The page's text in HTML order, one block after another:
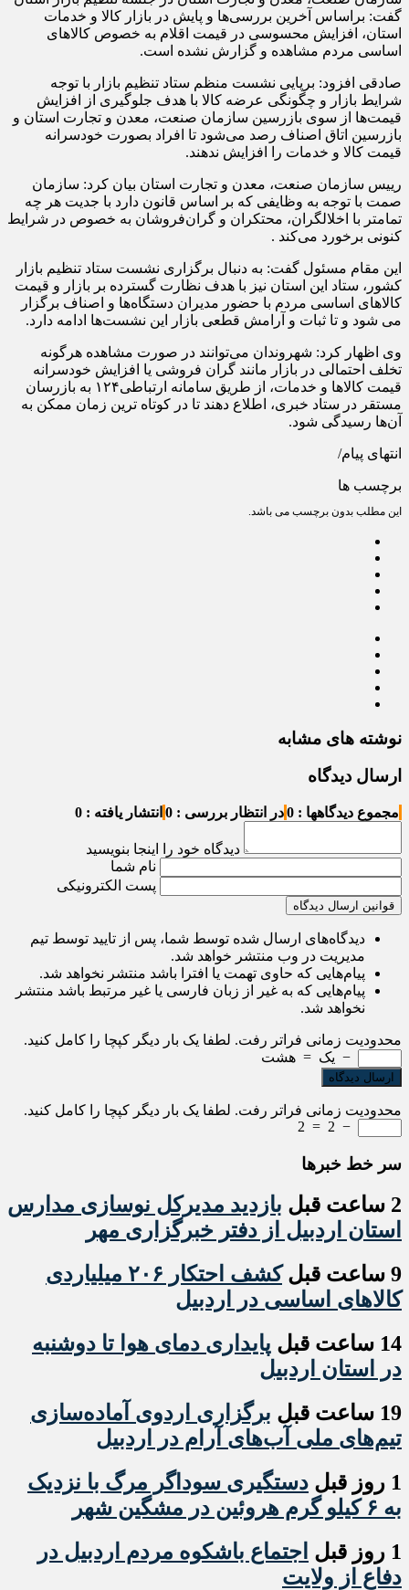
گفت: براساس آخرین بررسی‌ها و پایش در بازار کالا و خدمات
استان، افزایش محسوسی در قیمت اقلام به خصوص کالاهای
اساسی مردم مشاهده و گزارش نشده است.
صادقی افزود: برپایی نشست منظم ستاد تنظیم بازار با توجه
شرایط بازار و چگونگی عرضه کالا با هدف جلوگیری از افزایش
قیمت‌ها از سوی بازرسین سازمان صنعت، معدن و تجارت استان و
بازرسین اتاق اصناف رصد می‌شود تا افراد بصورت خودسرانه
قیمت کالا و خدمات را افزایش ندهند.
رییس سازمان صنعت، معدن و تجارت استان بیان کرد: سازمان
صمت با توجه به وظایفی که بر اساس قانون دارد با جدیت هر چه
تمامتر با اخلالگران، محتکران و گران‌فروشان به خصوص در شرایط
کنونی برخورد می‌کند .
این مقام مسئول گفت: به دنبال برگزاری نشست ستاد تنظیم بازار
کشور، ستاد این استان نیز با هدف نظارت گسترده بر بازار و قیمت
کالاهای اساسی مردم با حضور مدیران دستگاه‌ها و اصناف برگزار
می شود و تا ثبات و آرامش قطعی بازار این نشست‌ها ادامه دارد.
وی اظهار کرد: شهروندان می‌توانند در صورت مشاهده هرگونه
تخلف احتمالی در بازار مانند گران فروشی یا افزایش خودسرانه
قیمت کالاها و خدمات، از طریق سامانه ارتباطی۱۲۴ به بازرسان
مستقر در ستاد خبری، اطلاع دهند تا در کوتاه ترین زمان ممکن به
آن‌ها رسیدگی شود.
انتهای پیام/
برچسب ها
این مطلب بدون برچسب می باشد.
نوشته های مشابه
ارسال دیدگاه
مجموع دیدگاهها : 0 در انتظار بررسی : 0 انتشار یافته : 0
دیدگاه خود را اینجا بنویسید
نام شما
پست الکترونیکی
قوانین ارسال دیدگاه
دیدگاه‌های ارسال شده توسط شما، پس از تایید توسط تیم
مدیریت در وب منتشر خواهد شد.
پیام‌هایی که حاوی تهمت یا افترا باشد منتشر نخواهد شد.
پیام‌هایی که به غیر از زبان فارسی یا غیر مرتبط باشد منتشر
نخواهد شد.
محدودیت زمانی فراتر رفت. لطفا یک بار دیگر کپچا را کامل کنید.
− یک = هشت
محدودیت زمانی فراتر رفت. لطفا یک بار دیگر کپچا را کامل کنید.
−
2
=
2
سر خط خبرها
2 ساعت قبل
بازدید مدیرکل نوسازی مدارس
استان اردبیل از دفتر خبرگزاری مهر
9 ساعت قبل
کشف احتکار ۲۰۶ میلیاردی
کالاهای اساسی در اردبیل
14 ساعت قبل
پایداری دمای هوا تا دوشنبه
در استان اردبیل
19 ساعت قبل
برگزاری اردوی آماده‌سازی
تیم‌های ملی آب‌های آرام در اردبیل
1 روز قبل
دستگیری سوداگر مرگ با نزدیک
به ۶ کیلو گرم هروئین در مشگین شهر
1 روز قبل
اجتماع باشکوه مردم اردبیل در
دفاع از ولایت